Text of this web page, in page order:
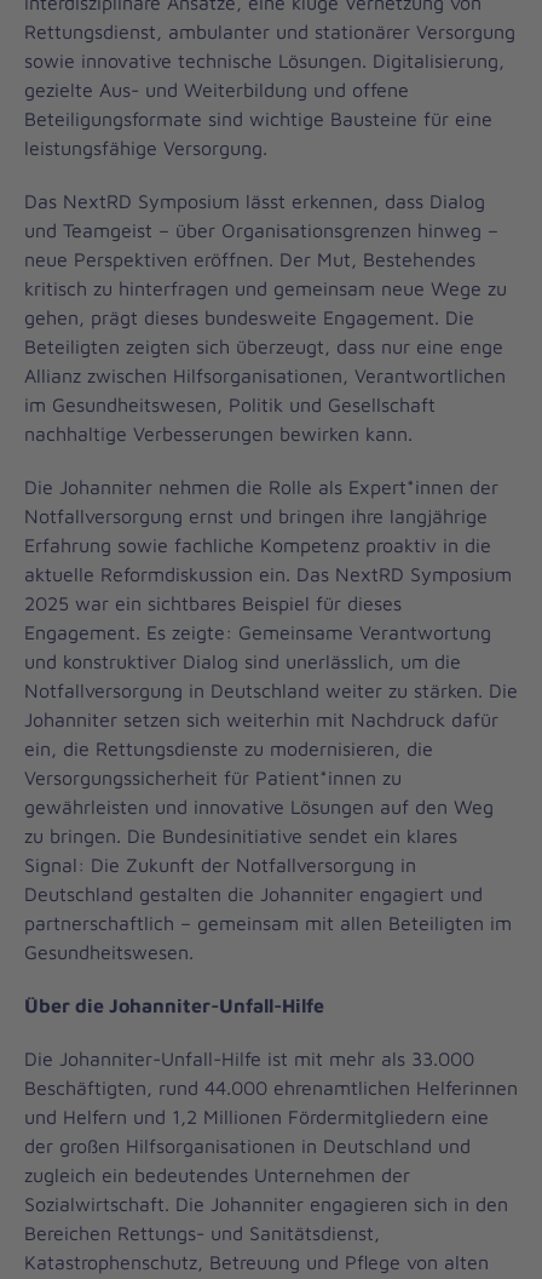
Rettungsdienst, ambulanter und stationärer Versorgung
sowie innovative technische Lösungen. Digitalisierung,
gezielte Aus- und Weiterbildung und offene
Beteiligungsformate sind wichtige Bausteine für eine
leistungsfähige Versorgung.
Das NextRD Symposium lässt erkennen, dass Dialog
und Teamgeist – über Organisationsgrenzen hinweg –
neue Perspektiven eröffnen. Der Mut, Bestehendes
kritisch zu hinterfragen und gemeinsam neue Wege zu
gehen, prägt dieses bundesweite Engagement. Die
Beteiligten zeigten sich überzeugt, dass nur eine enge
Allianz zwischen Hilfsorganisationen, Verantwortlichen
im Gesundheitswesen, Politik und Gesellschaft
nachhaltige Verbesserungen bewirken kann.
Die Johanniter nehmen die Rolle als Expert*innen der
Notfallversorgung ernst und bringen ihre langjährige
Erfahrung sowie fachliche Kompetenz proaktiv in die
aktuelle Reformdiskussion ein. Das NextRD Symposium
2025 war ein sichtbares Beispiel für dieses
Engagement. Es zeigte: Gemeinsame Verantwortung
und konstruktiver Dialog sind unerlässlich, um die
Notfallversorgung in Deutschland weiter zu stärken. Die
Johanniter setzen sich weiterhin mit Nachdruck dafür
ein, die Rettungsdienste zu modernisieren, die
Versorgungssicherheit für Patient*innen zu
gewährleisten und innovative Lösungen auf den Weg
zu bringen. Die Bundesinitiative sendet ein klares
Signal: Die Zukunft der Notfallversorgung in
Deutschland gestalten die Johanniter engagiert und
partnerschaftlich – gemeinsam mit allen Beteiligten im
Gesundheitswesen.
Über die Johanniter-Unfall-Hilfe
Die Johanniter-Unfall-Hilfe ist mit mehr als 33.000
Beschäftigten, rund 44.000 ehrenamtlichen Helferinnen
und Helfern und 1,2 Millionen Fördermitgliedern eine
der großen Hilfsorganisationen in Deutschland und
zugleich ein bedeutendes Unternehmen der
Sozialwirtschaft. Die Johanniter engagieren sich in den
Bereichen Rettungs- und Sanitätsdienst,
Katastrophenschutz, Betreuung und Pflege von alten